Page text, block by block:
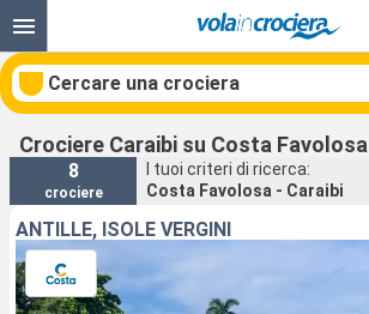
Cercare una crociera
Mesi di partenza
Crociere Caraibi su Costa Favolosa
8
crociere
I tuoi criteri di ricerca:
Costa Favolosa - Caraibi
ANTILLE, ISOLE VERGINI